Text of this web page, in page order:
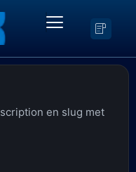
en slug met